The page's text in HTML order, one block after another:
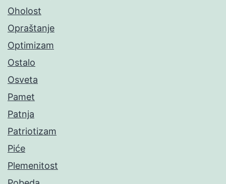
Oholost
Opraštanje
Optimizam
Ostalo
Osveta
Pamet
Patnja
Patriotizam
Piće
Plemenitost